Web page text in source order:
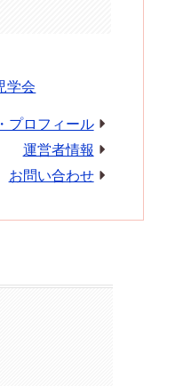
学会
プロフィール
運営者情報
お問い合わせ